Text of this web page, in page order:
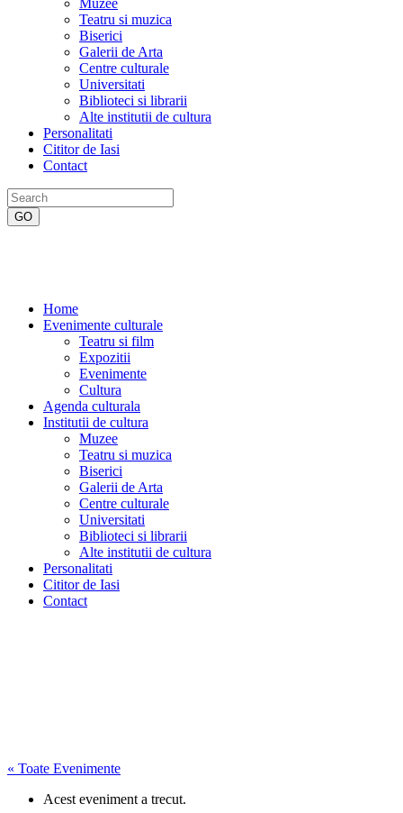
Muzee
Teatru si muzica
Biserici
Galerii de Arta
Centre culturale
Universitati
Biblioteci si librarii
Alte institutii de cultura
Personalitati
Cititor de Iasi
Contact
Home
Evenimente culturale
Teatru si film
Expozitii
Evenimente
Cultura
Agenda culturala
Institutii de cultura
Muzee
Teatru si muzica
Biserici
Galerii de Arta
Centre culturale
Universitati
Biblioteci si librarii
Alte institutii de cultura
Personalitati
Cititor de Iasi
Contact
« Toate Evenimente
Acest eveniment a trecut.